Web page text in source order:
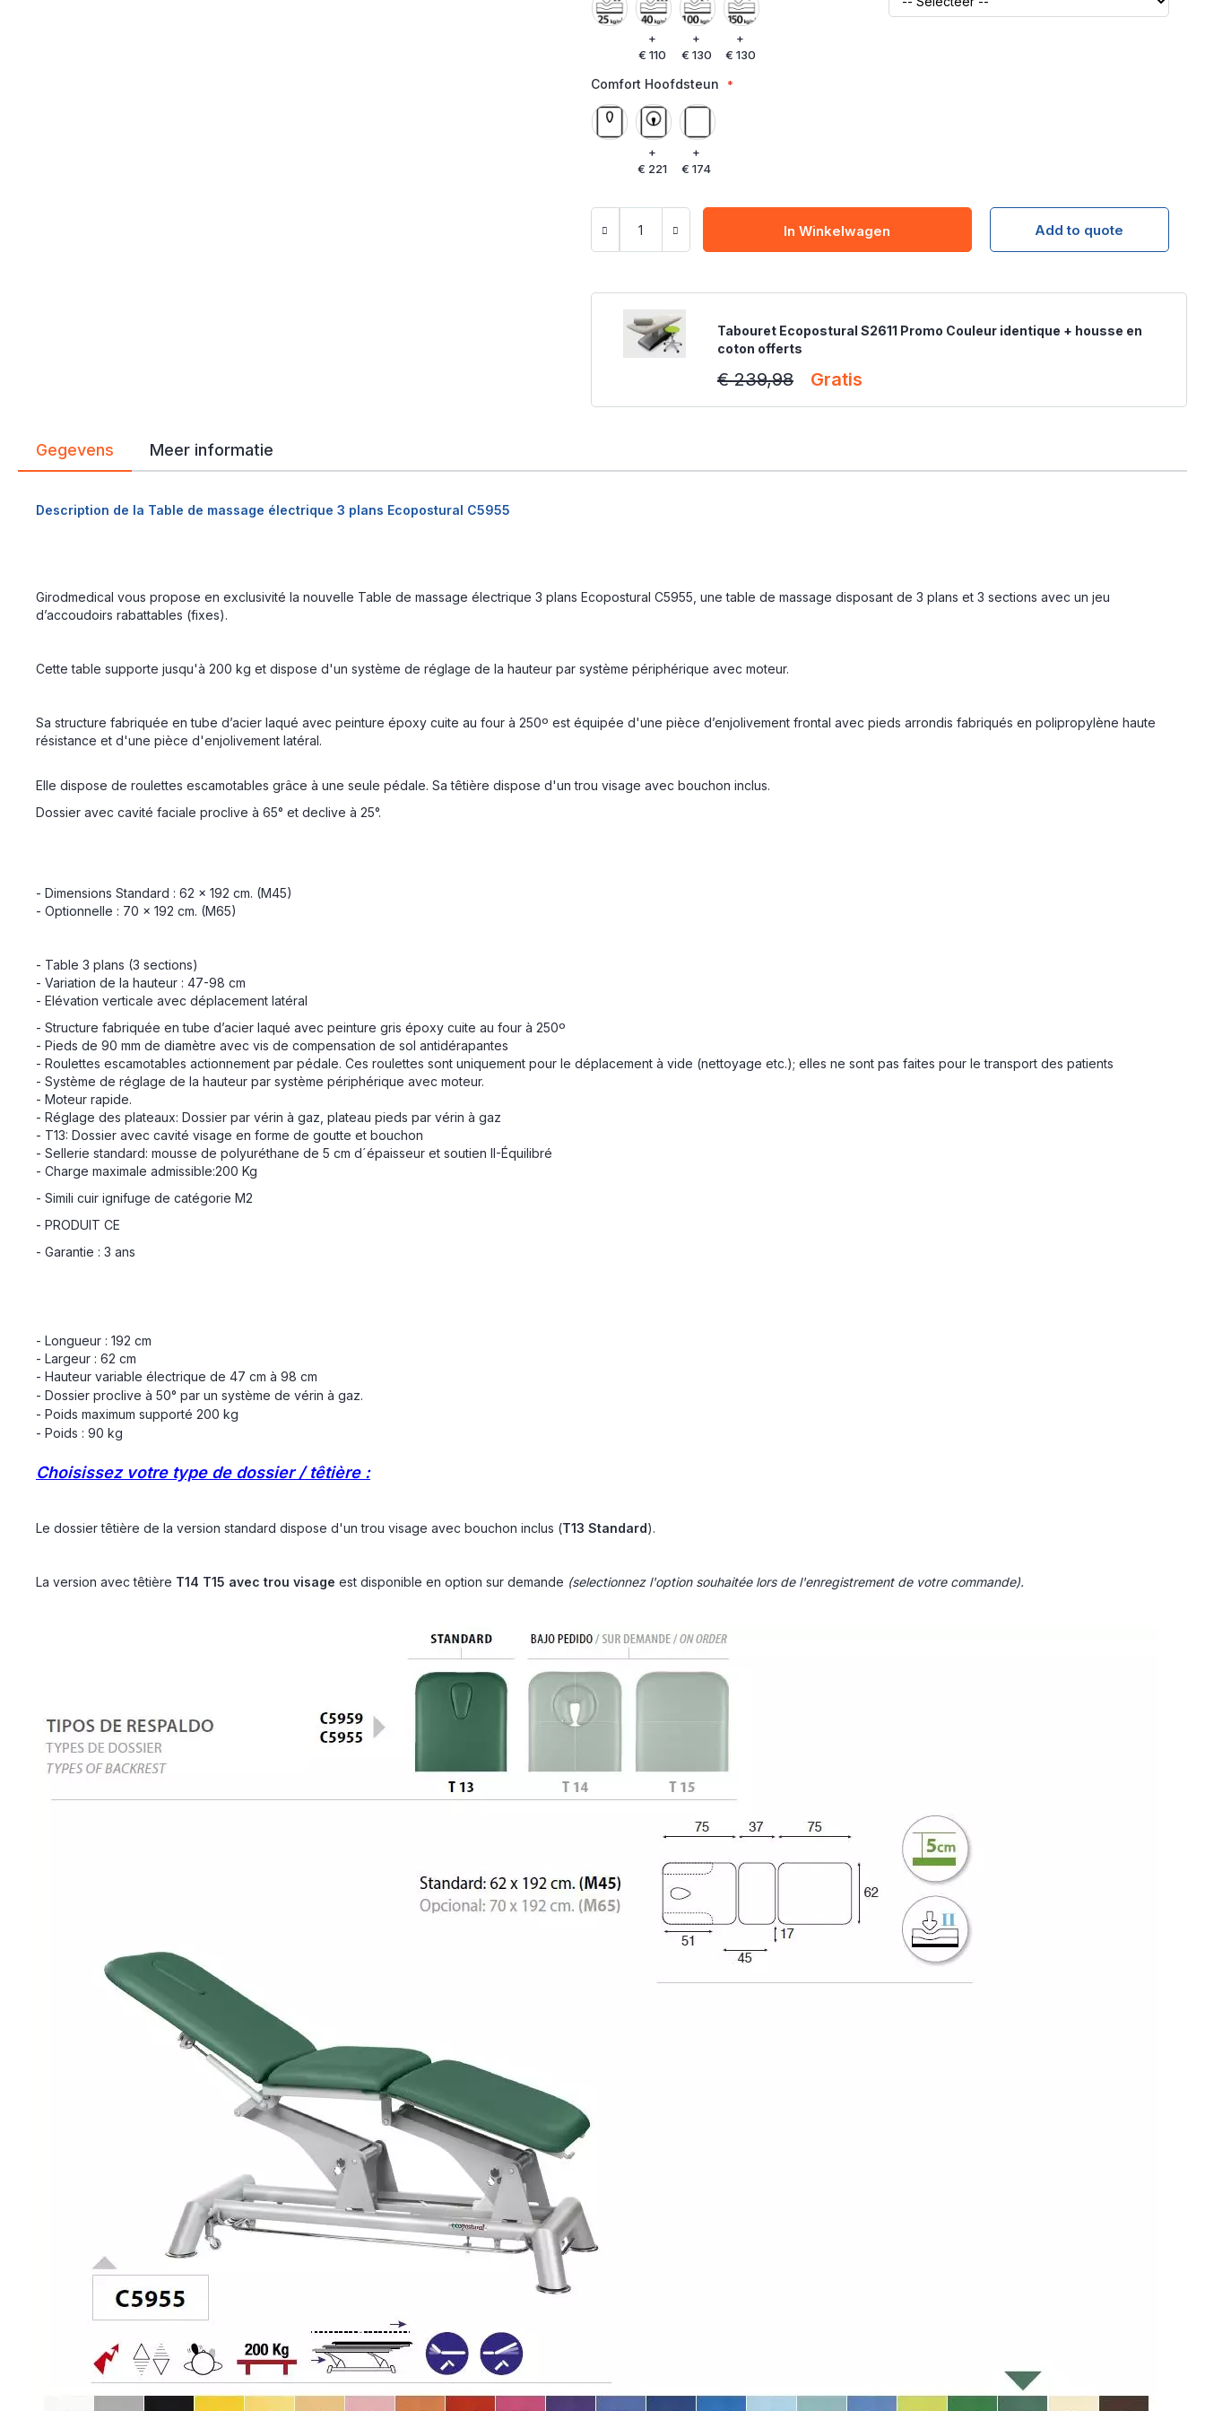
+
€ 110
+
€ 130
+
€ 130
Comfort Hoofdsteun
+
€ 221
+
€ 174
In Winkelwagen Add to quote
Tabouret Ecopostural S2611 Promo Couleur identique + housse en
coton offerts
€ 239,98 Gratis
Gegevens
Description de la Table de massage électrique 3 plans Ecopostural C5955
Girodmedical vous propose en exclusivité la nouvelle Table de massage électrique 3 plans Ecopostural C5955, une table de massage disposant de 3 plans et 3 sections avec un jeu
d’accoudoirs rabattables (fixes).
Cette table supporte jusqu'à 200 kg et dispose d'un système de réglage de la hauteur par système périphérique avec moteur.
Sa structure fabriquée en tube d’acier laqué avec peinture époxy cuite au four à 250º est équipée d'une pièce d’enjolivement frontal avec pieds arrondis fabriqués en polipropylène haute
résistance et d'une pièce d'enjolivement latéral.
Elle dispose de roulettes escamotables grâce à une seule pédale. Sa têtière dispose d'un trou visage avec bouchon inclus.
Dossier avec cavité faciale proclive à 65° et declive à 25°.
- Dimensions Standard : 62 x 192 cm. (M45)
- Optionnelle : 70 x 192 cm. (M65)
- Table 3 plans (3 sections)
- Variation de la hauteur : 47-98 cm
- Elévation verticale avec déplacement latéral
- Structure fabriquée en tube d’acier laqué avec peinture gris époxy cuite au four à 250º
- Pieds de 90 mm de diamètre avec vis de compensation de sol antidérapantes
- Roulettes escamotables actionnement par pédale. Ces roulettes sont uniquement pour le déplacement à vide (nettoyage etc.); elles ne sont pas faites pour le transport des patients
- Système de réglage de la hauteur par système périphérique avec moteur.
- Moteur rapide.
- Réglage des plateaux: Dossier par vérin à gaz, plateau pieds par vérin à gaz
- T13: Dossier avec cavité visage en forme de goutte et bouchon
- Sellerie standard: mousse de polyuréthane de 5 cm d´épaisseur et soutien II-Équilibré
- Charge maximale admissible:200 Kg
- Simili cuir ignifuge de catégorie M2
- PRODUIT CE
- Garantie : 3 ans
- Longueur : 192 cm
- Largeur : 62 cm
- Hauteur variable électrique de 47 cm à 98 cm
- Dossier proclive à 50° par un système de vérin à gaz.
- Poids maximum supporté 200 kg
- Poids : 90 kg
Choisissez votre type de dossier / têtière :
Le dossier têtière de la version standard dispose d'un trou visage avec bouchon inclus (T13 Standard).
La version avec têtière T14 T15 avec trou visage est disponible en option sur demande (selectionnez l'option souhaitée lors de l'enregistrement de votre commande).
Meer informatie